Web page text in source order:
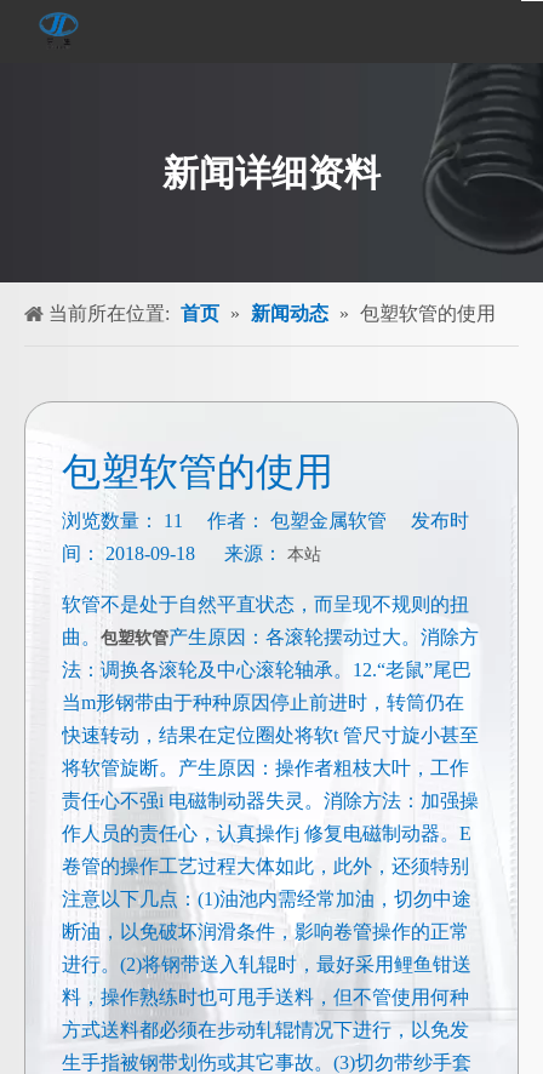
新闻详细资料
当前所在位置: 首页 » 新闻动态 » 包塑软管的使用
包塑软管的使用
浏览数量： 11
作者： 包塑金属软管 发布时
间： 2018-09-18 来源： 本站
软管不是处于自然平直状态，而呈现不规则的扭
曲。 包塑软管产生原因：各滚轮摆动过大。消除方
法：调换各滚轮及中心滚轮轴承。12.“老鼠”尾巴
当m形钢带由于种种原因停止前进时，转筒仍在
快速转动，结果在定位圈处将软t 管尺寸旋小甚至
将软管旋断。产生原因：操作者粗枝大叶，工作
责任心不强i 电磁制动器失灵。消除方法：加强操
作人员的责任心，认真操作j 修复电磁制动器。E
卷管的操作工艺过程大体如此，此外，还须特别
注意以下几点：(1)油池内需经常加油，切勿中途
断油，以免破坏润滑条件，影响卷管操作的正常
进行。(2)将钢带送入轧辊时，最好采用鲤鱼钳送
料，操作熟练时也可甩手送料，但不管使用何种
方式送料都必须在步动轧辊情况下进行，以免发
生手指被钢带划伤或其它事故。(3)切勿带纱手套